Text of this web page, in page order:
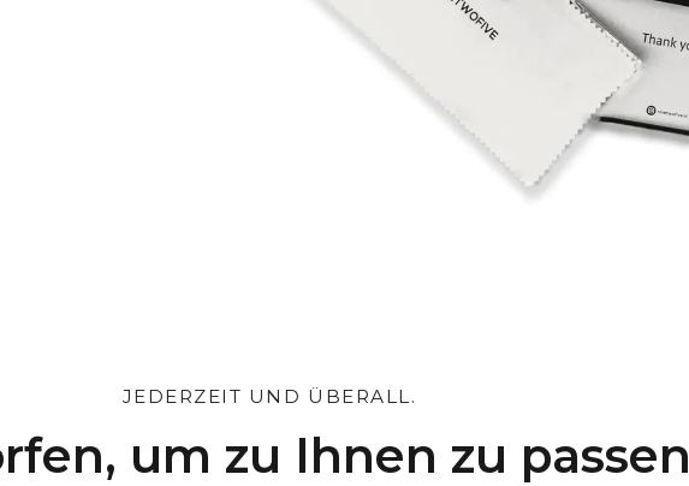
JEDERZEIT UND ÜBERALL.
um zu Ihnen zu passen